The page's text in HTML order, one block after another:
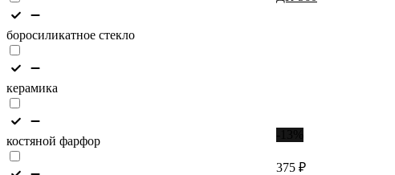
боросиликатное стекло
керамика
костяной фарфор
375 ₽